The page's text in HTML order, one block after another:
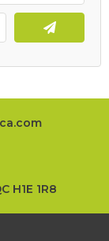
H1E 1R8